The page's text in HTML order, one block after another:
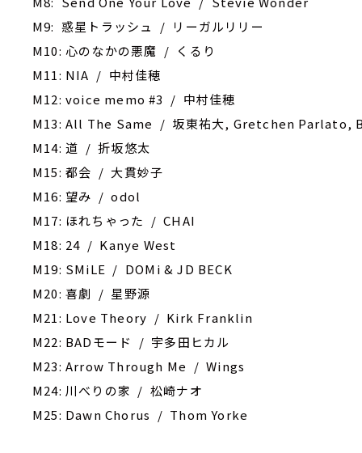
M9: 惑星トラッシュ / リーガルリリー
M10: 心のなかの悪魔 / くるり
M11: NIA / 中村佳穂
M12: voice memo #3 / 中村佳穂
M13: All The Same / 坂東祐大, Gretchen Parlato,
M14: 道 / 折坂悠太
M15: 都会 / 大貫妙子
M16: 望み / odol
M17: ほれちゃった / CHAI
M18: 24 / Kanye West
M19: SMiLE / DOMi & JD BECK
M20: 喜劇 / 星野源
M21: Love Theory / Kirk Franklin
M22: BADモード / 宇多田ヒカル
M23: Arrow Through Me / Wings
M24: 川べりの家 / 松崎ナオ
M25: Dawn Chorus / Thom Yorke